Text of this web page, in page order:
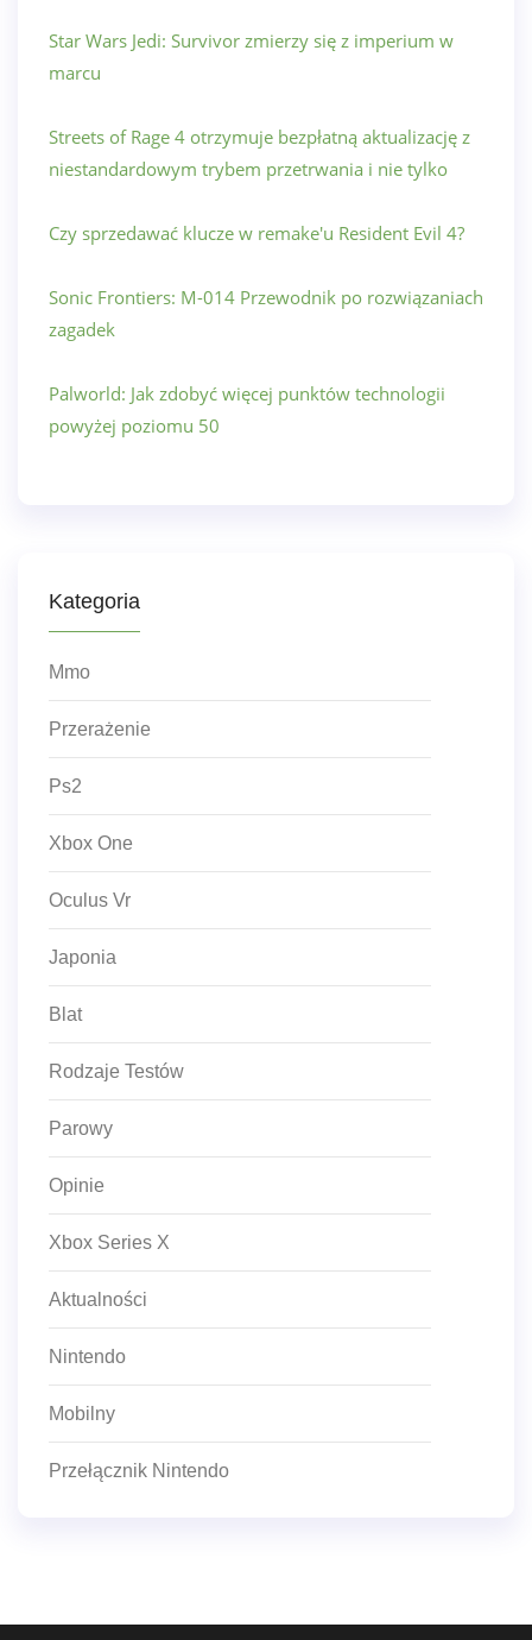
Star Wars Jedi: Survivor zmierzy się z imperium w
marcu
Streets of Rage 4 otrzymuje bezpłatną aktualizację z
niestandardowym trybem przetrwania i nie tylko
Czy sprzedawać klucze w remake'u Resident Evil 4?
Sonic Frontiers: M-014 Przewodnik po rozwiązaniach
zagadek
Palworld: Jak zdobyć więcej punktów technologii
powyżej poziomu 50
Kategoria
Mmo
Przerażenie
Ps2
Xbox One
Oculus Vr
Japonia
Blat
Rodzaje Testów
Parowy
Opinie
Xbox Series X
Aktualności
Nintendo
Mobilny
Przełącznik Nintendo